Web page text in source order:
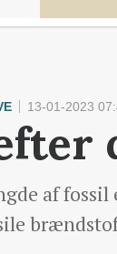
13-01-2023
af fossil